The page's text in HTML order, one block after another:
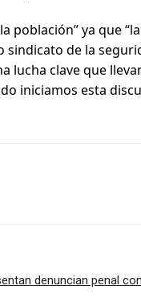
ya que
de la
clave que
iniciamos esta
denuncian penal